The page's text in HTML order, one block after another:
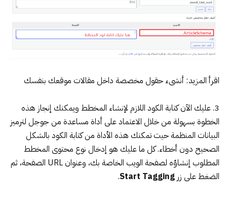
اقرأ المزيد: أنشىء حقول مخصصة داخل مقالات موقعك بنفسك
3. عليك الآن كتابة الكود اللازم لإنشاء المخطط ويمكنك إنجاز هذه
الخطوة بسهولة من خلال الاعتماد علىأداة مساعدة من جوجل لترميز
البيانات المنظمةحيث تمكنك هذه الأداة من كتابة الكود بالشكل
الصحيح دون أخطاء. كل ما عليك هو إدخال نوع محتوى المخطط
المطلوب إنشاؤه لصفحة الويب الخاصة بك، وعنوان URL الصفحة، ثم
الضغط على زر
.